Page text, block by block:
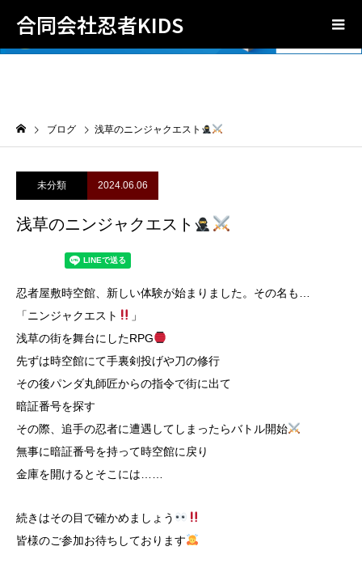
合同会社忍者KIDS
ブログ 浅草のニンジャクエスト
未分類 2024.06.06
浅草のニンジャクエスト
忍者屋敷時空館、新しい体験が始まりました。その名も…
「ニンジャクエスト
」
浅草の街を舞台にしたRPG
先ずは時空館にて手裏剣投げや刀の修行
その後パンダ丸師匠からの指令で街に出て
暗証番号を探す
その際、追手の忍者に遭遇してしまったらバトル開始
無事に暗証番号を持って時空館に戻り
金庫を開けるとそこには……
続きはその目で確かめましょう
皆様のご参加お待ちしております